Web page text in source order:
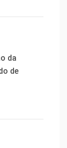
da
de